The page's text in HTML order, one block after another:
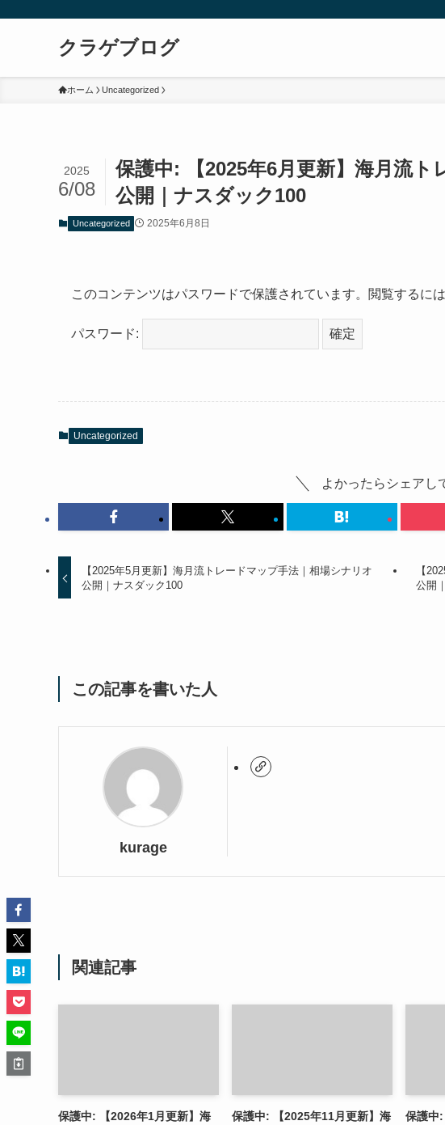
クラゲブログ
ホーム Uncategorized
保護中: 【2025年6月更新】海月流
公開｜ナスダック100
2025
6/08
Uncategorized 2025年6月8日
このコンテンツはパスワードで保護されています。閲覧するに
パスワード:
Uncategorized
よかったらシェアし
【2025年5月更新】海月流トレードマップ手法｜相場シナリオ
公開｜ナスダック100
【
公開
この記事を書いた人
kurage
関連記事
保護中: 【2026年1月更新】海
保護中: 【2025年11月更新】海
保護中